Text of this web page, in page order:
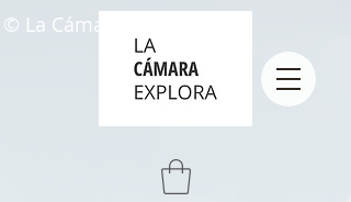
© La Cámara Explora